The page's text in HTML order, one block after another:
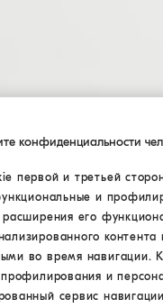
конфиденциальности
первой и третьей
и
его
во время
и
сервис